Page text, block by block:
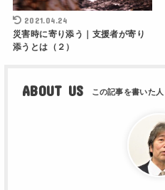
2021.04.24
災害時に寄り添う｜支援者が寄り
添うとは（２）
ABOUT US